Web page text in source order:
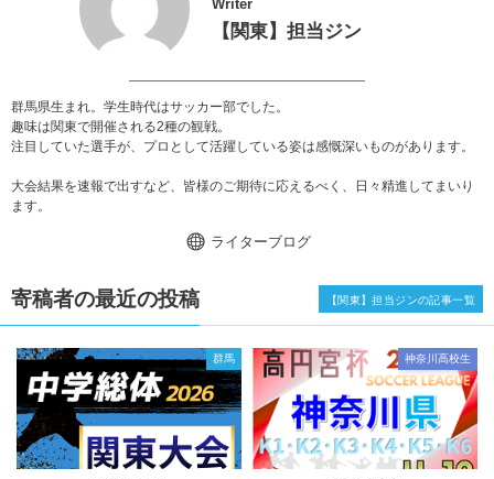
Writer
【関東】担当ジン
群馬県生まれ。学生時代はサッカー部でした。
趣味は関東で開催される2種の観戦。
注目していた選手が、プロとして活躍している姿は感慨深いものがあります。
大会結果を速報で出すなど、皆様のご期待に応えるべく、日々精進してまいり
ます。
ライターブログ
寄稿者の最近の投稿
群馬 神奈川高校生
【関東】担当ジンの記事一覧